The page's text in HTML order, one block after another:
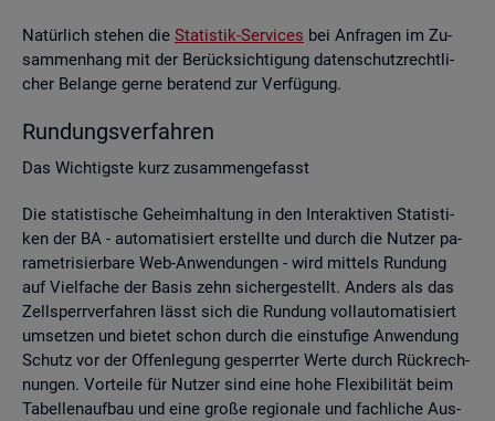
Na­tür­lich ste­hen die Sta­tis­tik-Ser­vices bei An­fra­gen im Zu­
sam­men­hang mit der Be­rück­sich­ti­gung da­ten­schutz­recht­li­
cher Be­lan­ge gerne be­ra­tend zur Ver­fü­gung.
Run­dungs­ver­fah­ren
Das Wich­tigs­te kurz zu­sam­men­ge­fasst
Die sta­tis­ti­sche Ge­heim­hal­tung in den In­ter­ak­ti­ven Sta­tis­ti­
ken der BA - au­to­ma­ti­siert er­stell­te und durch die Nut­zer pa­
ra­me­tri­sier­ba­re Web-An­wen­dun­gen - wird mit­tels Run­dung
auf Viel­fa­che der Basis zehn si­cher­ge­stellt. An­ders als das
Zell­sperr­ver­fah­ren lässt sich die Run­dung voll­au­to­ma­ti­siert
um­set­zen und bie­tet schon durch die ein­stu­fi­ge An­wen­dung
Schutz vor der Of­fen­le­gung ge­sperr­ter Werte durch Rück­rech­
nun­gen. Vor­tei­le für Nut­zer sind eine hohe Fle­xi­bi­li­tät beim
Ta­bel­len­auf­bau und eine große re­gio­na­le und fach­li­che Aus­